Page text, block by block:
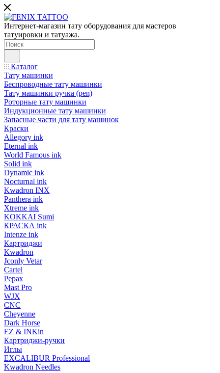
Интернет-магазин тату оборудования для мастеров
татуировки и татуажа.
Каталог
Тату машинки
Беспроводные тату машинки
Тату машинки ручка (pen)
Роторные тату машинки
Индукционные тату машинки
Запасные части для тату машинок
Краски
Allegory ink
Eternal ink
World Famous ink
Solid ink
Dynamic ink
Nocturnal ink
Kwadron INX
Panthera ink
Xtreme ink
KOKKAI Sumi
КРАСКА ink
Intenze ink
Картриджи
Kwadron
Jconly Vetar
Cartel
Pepax
Mast Pro
WJX
CNC
Cheyenne
Dark Horse
EZ & INKin
Картриджи-ручки
Иглы
EXCALIBUR Professional
Kwadron Needles